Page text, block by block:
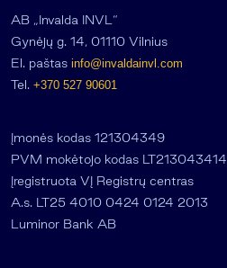
AB „Invalda INVL“
Gynėjų g. 14, 01110 Vilnius
El. paštas info@invaldainvl.com
Tel. +370 527 90601
Įmonės kodas 121304349
PVM mokėtojo kodas LT213043414
Įregistruota VĮ Registrų centras
A.s. LT25 4010 0424 0124 2013
Luminor Bank AB